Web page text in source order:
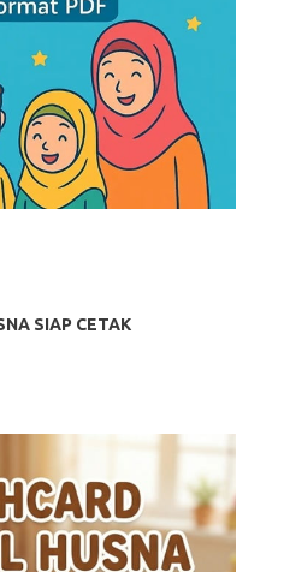
SIAP CETAK